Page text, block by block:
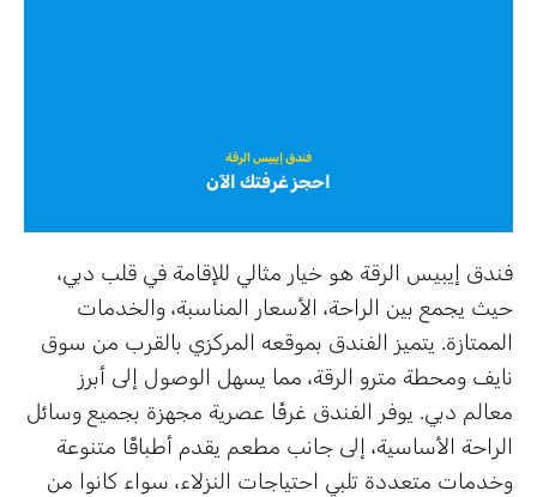
فندق إيبيس الرقة
احجز غرفتك الآن
فندق إيبيس الرقة هو خيار مثالي للإقامة في قلب دبي،
حيث يجمع بين الراحة، الأسعار المناسبة، والخدمات
الممتازة. يتميز الفندق بموقعه المركزي بالقرب من سوق
نايف ومحطة مترو الرقة، مما يسهل الوصول إلى أبرز
معالم دبي. يوفر الفندق غرفًا عصرية مجهزة بجميع وسائل
الراحة الأساسية، إلى جانب مطعم يقدم أطباقًا متنوعة
وخدمات متعددة تلبي احتياجات النزلاء، سواء كانوا من